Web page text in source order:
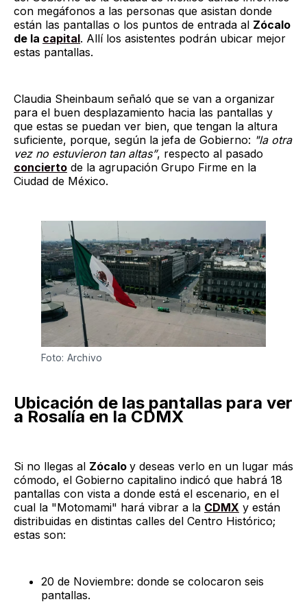
con megáfonos a las personas que asistan donde
están las pantallas o los puntos de entrada al Zócalo
de la capital. Allí los asistentes podrán ubicar mejor
estas pantallas.
Claudia Sheinbaum señaló que se van a organizar
para el buen desplazamiento hacia las pantallas y
que estas se puedan ver bien, que tengan la altura
suficiente, porque, según la jefa de Gobierno: "la otra
vez no estuvieron tan altas”, respecto al pasado
concierto de la agrupación Grupo Firme en la
Ciudad de México.
Foto: Archivo
Ubicación de las pantallas para ver
a Rosalía en la CDMX
Si no llegas al Zócalo y deseas verlo en un lugar más
cómodo, el Gobierno capitalino indicó que habrá 18
pantallas con vista a donde está el escenario, en el
cual la "Motomami" hará vibrar a la CDMX y están
distribuidas en distintas calles del Centro Histórico;
estas son:
20 de Noviembre: donde se colocaron seis
pantallas.